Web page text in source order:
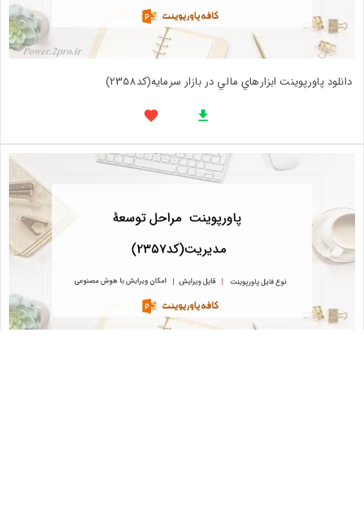
دانلود پاورپوینت ابزارهاي مالي در بازار سرمايه(کد2358)